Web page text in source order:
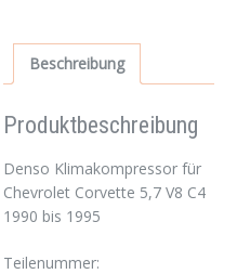
Beschreibung
Produktbeschreibung
Denso Klimakompressor für
Chevrolet Corvette 5,7 V8 C4
1990 bis 1995
Teilenummer: